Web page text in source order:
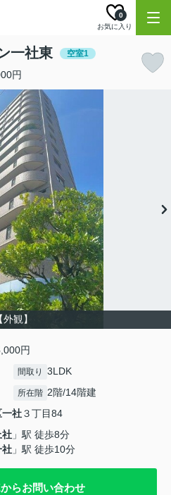
お気に入り
0
一社東 空室1
円
【外観】
円
間取り 3LDK
所在階 2階/14階建
一社３丁目84
社 」駅 徒歩8分
社 」駅 徒歩10分
らお問い合わせ